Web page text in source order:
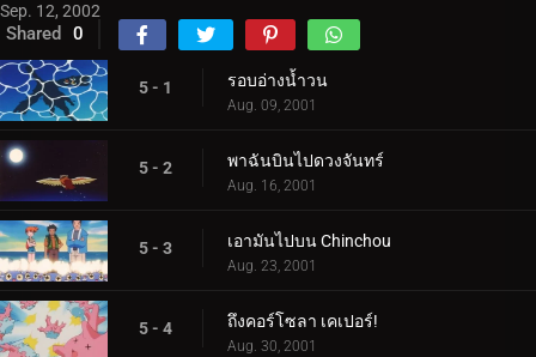
Sep. 12, 2002
Shared 0
5 - 1 รอบอ่างน้ำวน
Aug. 09, 2001
5 - 2 พาฉันบินไปดวงจันทร์
Aug. 16, 2001
5 - 3 เอามันไปบน Chinchou
Aug. 23, 2001
5 - 4 ถึงคอร์โซลา เคเปอร์!
Aug. 30, 2001